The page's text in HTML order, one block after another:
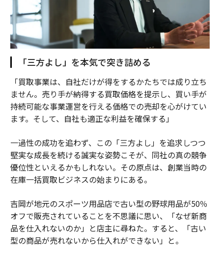
「三方よし」を本気で突き詰める
「買取事業は、自社だけが得をするかたちでは成り立ち
ません。売り手が納得する買取価格を提示し、買い手が
持続可能な事業運営を行える価格での売却を心がけてい
ます。そして、自社も適正な利益を確保する」
一過性の成功を追わず、この「三方よし」を追求しつつ
堅実な成長を続ける誠実な姿勢こそが、同社の真の競争
優位性といえるかもしれない。その原点は、創業当時の
在庫一括買取ビジネスの始まりにある。
吉岡が地元のスポーツ用品店で古い型の野球用品が50％
オフで販売されていることを不思議に思い、「なぜ新商
品を仕入れないのか」と店主に尋ねた。すると、「古い
型の商品が売れないから仕入れができない」と。